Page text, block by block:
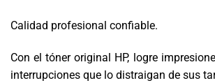
Calidad profesional confiable.
Con el tóner original HP, logre
interrupciones que lo distraigan de sus